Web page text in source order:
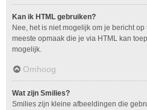
Kan ik HTML gebruiken?
Nee, het is niet mogelijk om je bericht
meeste opmaak die je via HTML kan
mogelijk.
Omhoog
Wat zijn Smilies?
Smilies zijn kleine afbeeldingen die